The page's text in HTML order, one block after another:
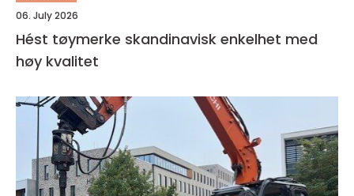
06. July 2026
Hést tøymerke skandinavisk enkelhet med
høy kvalitet